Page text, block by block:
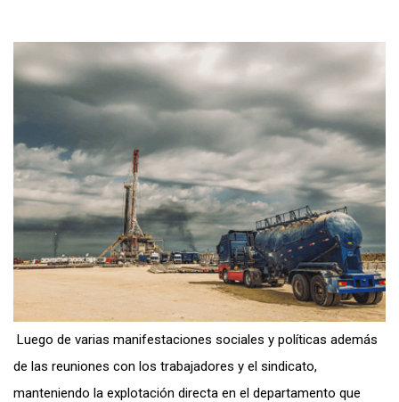
Luego de varias manifestaciones sociales y políticas además
de las reuniones con los trabajadores y el sindicato,
manteniendo la explotación directa en el departamento que